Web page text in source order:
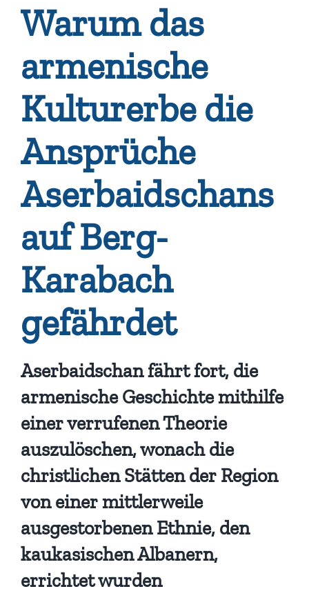
Warum das
armenische
Kulturerbe die
Ansprüche
Aserbaidschans
auf Berg-
Karabach
gefährdet
Aserbaidschan fährt fort, die
armenische Geschichte mithilfe
einer verrufenen Theorie
auszulöschen, wonach die
christlichen Stätten der Region
von einer mittlerweile
ausgestorbenen Ethnie, den
kaukasischen Albanern,
errichtet wurden